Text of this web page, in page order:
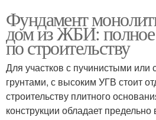
Фундамент
дом из ЖБИ: полное
по строительству
Для участков с пучинистыми
грунтами, с высоким УГВ стоит
строительству плитного
конструкции обладает